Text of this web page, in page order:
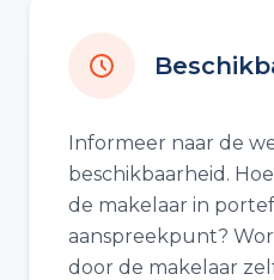
Informeer naar de
beschikbaarheid.
de makelaar in
aanspreekpunt?
door de makelaar